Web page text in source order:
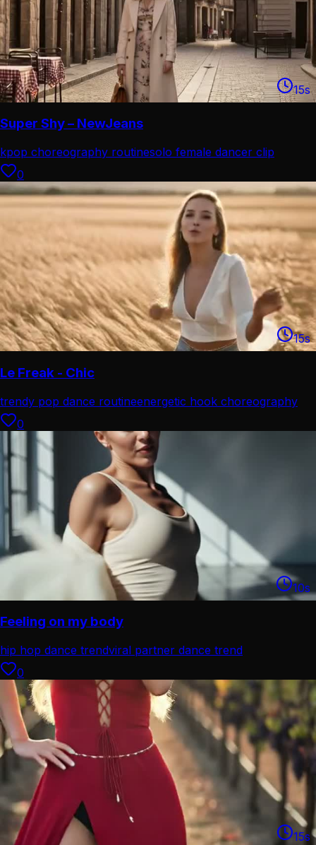
15s
Super Shy – NewJeans
kpop choreography routinesolo female dancer clip
0
15s
Le Freak - Chic
trendy pop dance routineenergetic hook choreography
0
10s
Feeling on my body
hip hop dance trendviral partner dance trend
0
15s